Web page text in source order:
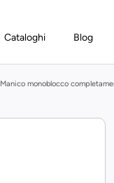
Cataloghi Blog
Manico monoblocco